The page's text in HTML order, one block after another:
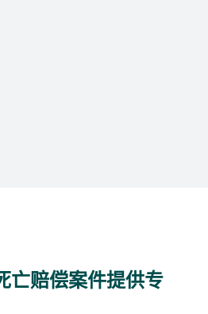
亡赔偿案件提供专